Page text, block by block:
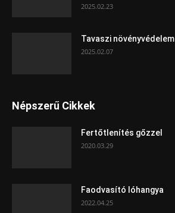
2025.02.23
Tavaszi növényvédelem
2025.02.07
Népszerű Cikkek
Fertőtlenítés gőzzel
2020.03.29
Faodvasító lóhangya
2022.04.25